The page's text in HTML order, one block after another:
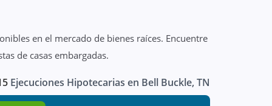
en el mercado de bienes raíces. Encuentre
de casas embargadas.
Ejecuciones Hipotecarias en Bell Buckle, TN